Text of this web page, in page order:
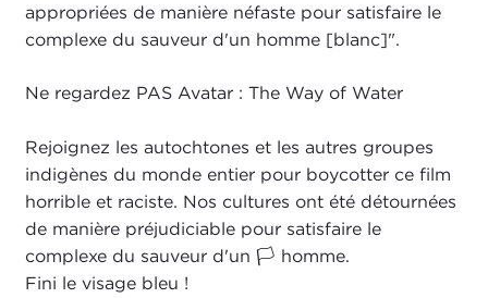
appropriées de manière néfaste pour satisfaire le
complexe du sauveur d'un homme [blanc]".
Ne regardez PAS Avatar : The Way of Water
Rejoignez les autochtones et les autres groupes
indigènes du monde entier pour boycotter ce film
horrible et raciste. Nos cultures ont été détournées
de manière préjudiciable pour satisfaire le
complexe du sauveur d'un 🏳 homme.
Fini le visage bleu !